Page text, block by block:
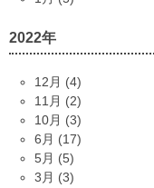
2022年
12月 (4)
11月 (2)
10月 (3)
6月 (17)
5月 (5)
3月 (3)